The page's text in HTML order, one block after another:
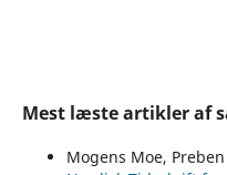
Mest læste artikler af
Mogens Moe,